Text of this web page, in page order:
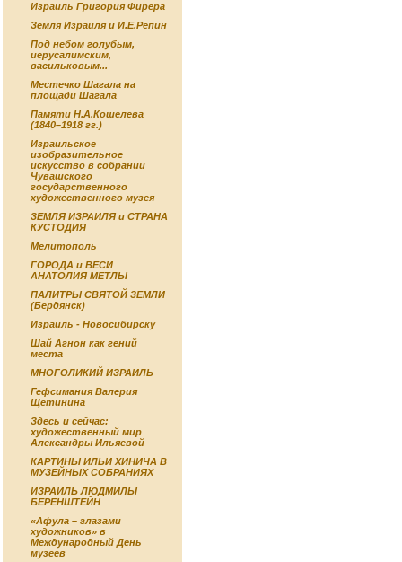
Израиль Григория Фирера
Земля Израиля и И.Е.Репин
Под небом голубым,
иерусалимским,
васильковым...
Местечко Шагала на
площади Шагала
Памяти Н.А.Кошелева
(1840–1918 гг.)
Израильское
изобразительное
искусство в собрании
Чувашского
государственного
художественного музея
ЗЕМЛЯ ИЗРАИЛЯ и СТРАНА
КУСТОДИЯ
Мелитополь
ГОРОДА и ВЕСИ
АНАТОЛИЯ МЕТЛЫ
ПАЛИТРЫ СВЯТОЙ ЗЕМЛИ
(Бердянск)
Израиль - Новосибирску
Шай Агнон как гений
места
МНОГОЛИКИЙ ИЗРАИЛЬ
Гефсимания Валерия
Щетинина
Здесь и сейчас:
художественный мир
Александры Ильяевой
КАРТИНЫ ИЛЬИ ХИНИЧА В
МУЗЕЙНЫХ СОБРАНИЯХ
ИЗРАИЛЬ ЛЮДМИЛЫ
БЕРЕНШТЕЙН
«Афула – глазами
художников» в
Международный День
музеев